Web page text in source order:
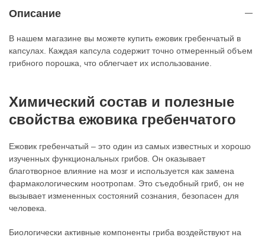
Описание
В нашем магазине вы можете купить ежовик гребенчатый в
капсулах. Каждая капсула содержит точно отмеренный объем
грибного порошка, что облегчает их использование.
Химический состав и полезные
свойства ежовика гребенчатого
Ежовик гребенчатый – это один из самых известных и хорошо
изученных функциональных грибов. Он оказывает
благотворное влияние на мозг и используется как замена
фармакологическим ноотропам. Это съедобный гриб, он не
вызывает измененных состояний сознания, безопасен для
человека.
Биологически активные компоненты гриба воздействуют на